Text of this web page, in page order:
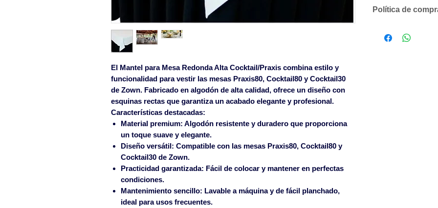
El Mantel para Mesa Redonda Alta Cocktail/Praxis combina estilo y
funcionalidad para vestir las mesas Praxis80, Cocktail80 y Cocktail30
de Zown. Fabricado en algodón de alta calidad, ofrece un diseño con
esquinas rectas que garantiza un acabado elegante y profesional.
Características destacadas:
Material premium: Algodón resistente y duradero que proporciona
un toque suave y elegante.
Diseño versátil: Compatible con las mesas Praxis80, Cocktail80 y
Cocktail30 de Zown.
Practicidad garantizada: Fácil de colocar y mantener en perfectas
condiciones.
Mantenimiento sencillo: Lavable a máquina y de fácil planchado,
ideal para usos frecuentes.
Política de
según volumen